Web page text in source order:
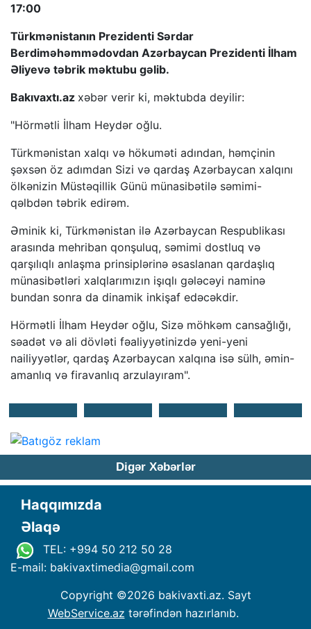
17:00
Türkmənistanın Prezidenti Sərdar
Berdiməhəmmədovdan Azərbaycan Prezidenti İlham
Əliyevə təbrik məktubu gəlib.
Bakıvaxtı.az xəbər verir ki, məktubda deyilir:
"Hörmətli İlham Heydər oğlu.
Türkmənistan xalqı və hökuməti adından, həmçinin
şəxsən öz adımdan Sizi və qardaş Azərbaycan xalqını
ölkənizin Müstəqillik Günü münasibətilə səmimi-
qəlbdən təbrik edirəm.
Əminik ki, Türkmənistan ilə Azərbaycan Respublikası
arasında mehriban qonşuluq, səmimi dostluq və
qarşılıqlı anlaşma prinsiplərinə əsaslanan qardaşlıq
münasibətləri xalqlarımızın işıqlı gələcəyi naminə
bundan sonra da dinamik inkişaf edəcəkdir.
Hörmətli İlham Heydər oğlu, Sizə möhkəm cansağlığı,
səadət və ali dövləti fəaliyyətinizdə yeni-yeni
nailiyyətlər, qardaş Azərbaycan xalqına isə sülh, əmin-
amanlıq və firavanlıq arzulayıram".
Digər Xəbərlər
Haqqımızda
Əlaqə
TEL: +994 50 212 50 28
E-mail: bakivaxtimedia@gmail.com
Copyright ©2026 bakivaxti.az. Sayt
WebService.az tərəfindən hazırlanıb.